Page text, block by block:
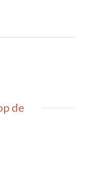
de